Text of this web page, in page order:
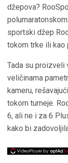
džepova?
sportski džep
tokom trke ili kao
Tada su proizveli
veličinama
kameru,
tokom turneje.
6, ali ne i za 6
kako bi